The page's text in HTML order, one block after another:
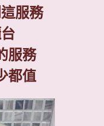
服務
服務
都值